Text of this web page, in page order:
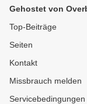
Gehostet von
Top-Beiträge
Seiten
Kontakt
Missbrauch melden
Servicebedingungen